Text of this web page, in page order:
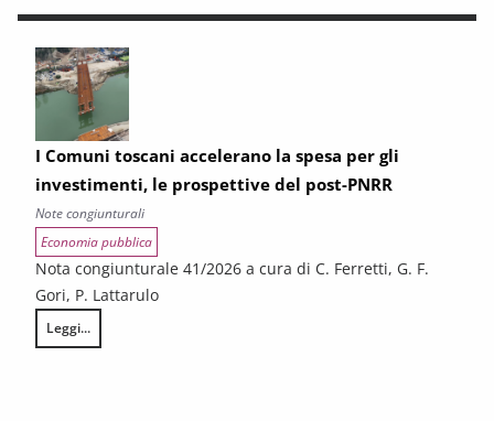
I Comuni toscani accelerano la spesa per gli
investimenti, le prospettive del post-PNRR
Note congiunturali
Economia pubblica
Nota congiunturale 41/2026 a cura di C. Ferretti, G. F.
Gori, P. Lattarulo
Leggi...
I Comuni toscani accelerano la spesa per gli investimenti, le